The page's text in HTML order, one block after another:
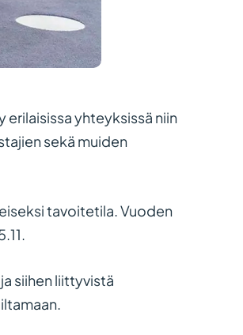
yhteyksissä niin
sekä muiden
tavoitetila. Vuoden
siihen liittyvistä